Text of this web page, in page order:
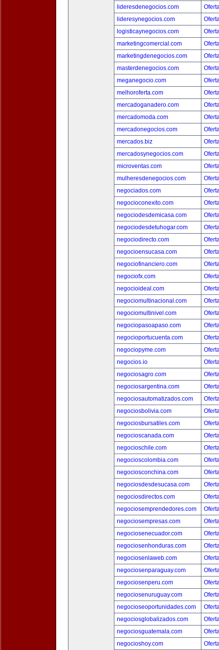
lideresdenegocios.com
lideresynegocios.com
logisticaynegocios.com
marketingcomercial.com
marketingdenegocios.com
masterdenegocios.com
meganegocio.com
melhoroferta.com
mercadoganadero.com
mercadomoda.com
mercadonegocios.com
mercados.biz
mercadosynegocios.com
microventas.com
mulheresdenegocios.com
negociados.com
negocioconexito.com
negociodesdemicasa.com
negociodesdetuhogar.com
negociodirecto.com
negocioensucasa.com
negociofinanciero.com
negociofx.com
negocioideal.com
negociomultinacional.com
negociomultinivel.com
negociopasoapaso.com
negocioportucuenta.com
negociopyme.com
negocios.io
negociosagro.com
negociosargentina.com
negociosautomatizados.com
negociosbolivia.com
negociosbursatiles.com
negocioscanada.com
negocioschile.com
negocioscolombia.com
negociosconchina.com
negociosdesdesucasa.com
negociosdirectos.com
negociosemprendedores.com
negociosempresas.com
negociosenecuador.com
negociosenhonduras.com
negociosenlaweb.com
negociosenparaguay.com
negociosenperu.com
negociosenuruguay.com
negocioseoportunidades.com
negociosglobalizados.com
negociosguatemala.com
negocioshoy.com